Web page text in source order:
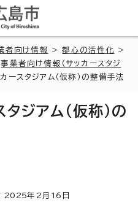
者向け情報 >都心の活性化
>
事業者向け情報（サッカースタジ
ースタジアム（仮称）の整備手法
ジアム（仮称）の
2025年2月 16 日